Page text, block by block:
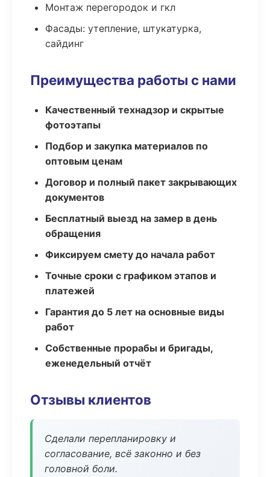
Монтаж перегородок и гкл
Фасады: утепление, штукатурка,
сайдинг
Преимущества работы с нами
Качественный технадзор и скрытые
фотоэтапы
Подбор и закупка материалов по
оптовым ценам
Договор и полный пакет закрывающих
документов
Бесплатный выезд на замер в день
обращения
Фиксируем смету до начала работ
Точные сроки с графиком этапов и
платежей
Гарантия до 5 лет на основные виды
работ
Собственные прорабы и бригады,
еженедельный отчёт
Отзывы клиентов
Сделали перепланировку и
согласование, всё законно и без
головной боли.